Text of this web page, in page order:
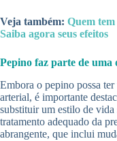
Veja também: Quem
Saiba agora seus efeitos
Pepino faz parte de uma
Embora o pepino possa
arterial, é importante
substituir um estilo de
tratamento adequado da
abrangente, que inclui